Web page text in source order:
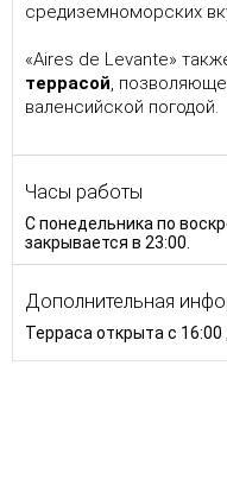
средиземноморских
«Aires de Levante»
террасой,
валенсийской погодой.
Часы работы
С понедельника по
закрывается в 23:00.
Дополнительная
Терраса открыта с 16:00